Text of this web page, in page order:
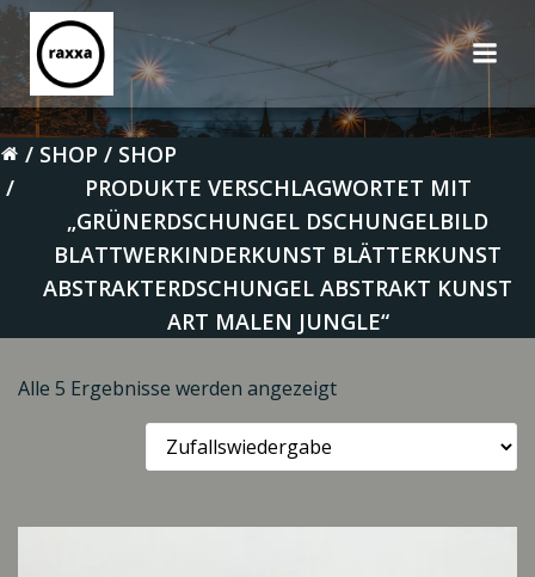
springen
SHOP
SHOP
PRODUKTE VERSCHLAGWORTET MIT
„GRÜNERDSCHUNGEL DSCHUNGELBILD
BLATTWERKINDERKUNST BLÄTTERKUNST
ABSTRAKTERDSCHUNGEL ABSTRAKT KUNST
ART MALEN JUNGLE“
Alle 5 Ergebnisse werden angezeigt